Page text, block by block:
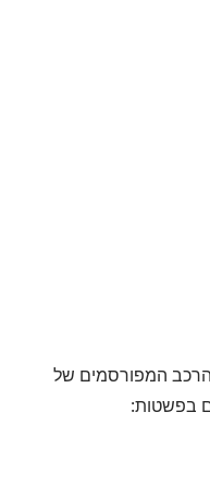
המפורסמים של
בפשטות: